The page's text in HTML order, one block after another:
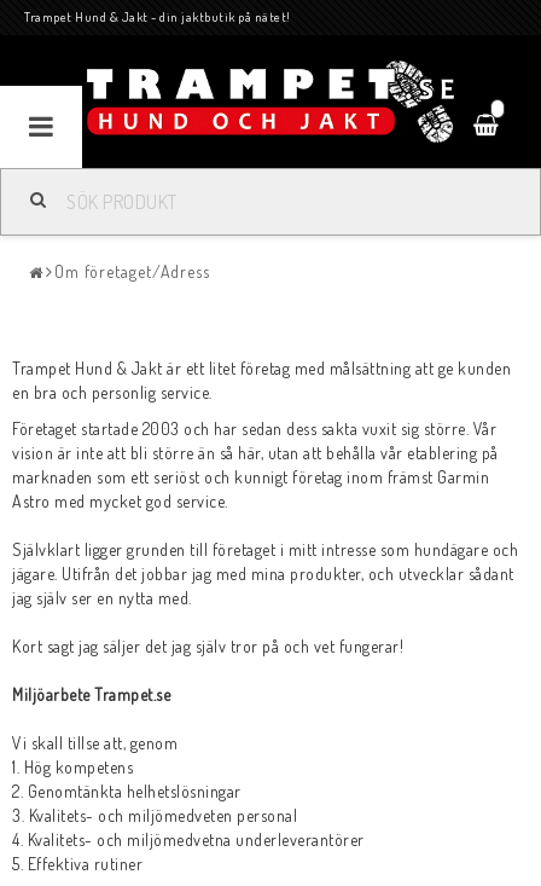
Trampet Hund & Jakt - din jaktbutik på nätet!
Om företaget/Adress
Trampet Hund & Jakt är ett litet företag med målsättning att ge kunden
en bra och personlig service.
Företaget startade 2003 och har sedan dess sakta vuxit sig större. Vår
vision är inte att bli större än så här, utan att behålla vår etablering på
marknaden som ett seriöst och kunnigt företag inom främst Garmin
Astro med mycket god service.
Självklart ligger grunden till företaget i mitt intresse som hundägare och
jägare. Utifrån det jobbar jag med mina produkter, och utvecklar sådant
jag själv ser en nytta med.
Kort sagt jag säljer det jag själv tror på och vet fungerar!
Miljöarbete Trampet.se
Vi skall tillse att, genom
1. Hög kompetens
2. Genomtänkta helhetslösningar
3. Kvalitets- och miljömedveten personal
4. Kvalitets- och miljömedvetna underleverantörer
5. Effektiva rutiner